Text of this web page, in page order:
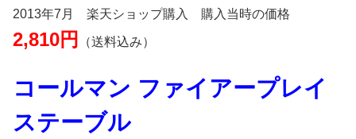
2013年7月 楽天ショップ購入 購入当時の価格
2,810円 （送料込み）
コールマン ファイアープレイ
ステーブル